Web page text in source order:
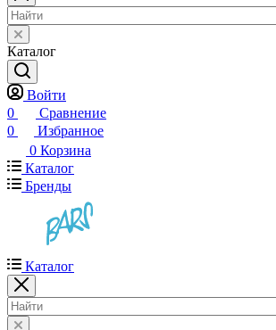
Каталог
Войти
0
Сравнение
0
Избранное
0 Корзина
Каталог
Бренды
Каталог